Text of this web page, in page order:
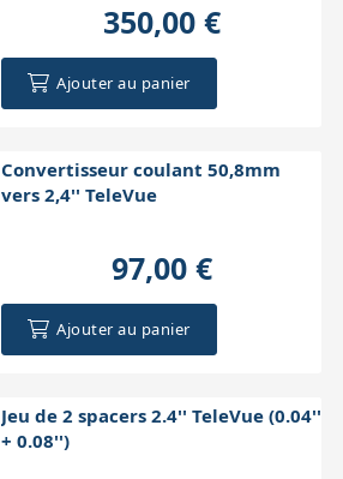
350,00 €
Ajouter au panier
Convertisseur coulant 50,8mm
vers 2,4'' TeleVue
97,00 €
Ajouter au panier
Jeu de 2 spacers 2.4'' TeleVue (0.04''
+ 0.08'')